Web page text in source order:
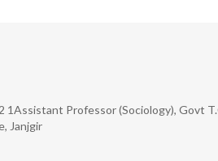
1Assistant Professor (Sociology), Govt
Janjgir